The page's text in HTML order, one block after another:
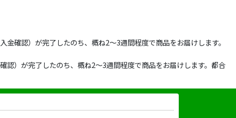
確認）が完了したのち、概ね2～3週間程度で商品をお届けします。
）が完了したのち、概ね2～3週間程度で商品をお届けします。都合